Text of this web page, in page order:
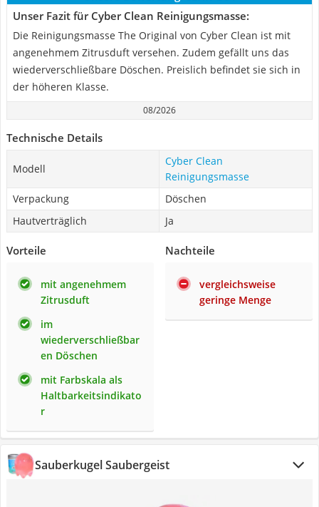
Unser Fazit für Cyber Clean Reinigungsmasse:
Die Reinigungsmasse The Original von Cyber Clean ist mit
angenehmem Zitrusduft versehen. Zudem gefällt uns das
wiederverschließbare Döschen. Preislich befindet sie sich in
der höheren Klasse.
08/2026
Technische Details
Modell
Cyber Clean
Reinigungsmasse
Verpackung
Döschen
Hautverträglich
Ja
Vorteile
mit angenehmem
Zitrusduft
im
wiederverschließbar
en Döschen
mit Farbskala als
Haltbarkeitsindikato
r
Nachteile
vergleichsweise
geringe Menge
Sauberkugel Saubergeist